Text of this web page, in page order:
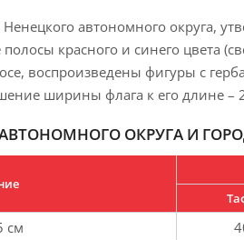
автономного округа,
красного и синего цвета
воспроизведены фигуры с
ширины флага к его длине –
ОКРУГА И
см